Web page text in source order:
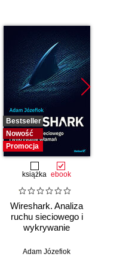
Bestseller
Nowość
Promocja
książka ebook
Wireshark. Analiza
ruchu sieciowego i
wykrywanie
Adam Józefiok